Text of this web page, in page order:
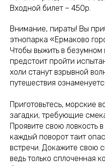
Входной билет – 450р.
Внимание, пираты! Вы
этнопарка «Ермаково
Чтобы выжить в
предстоит пройти
холи станут взрывной
путешествия
Приготовьтесь, морские
загадки, требующие
Проявите свою ловкость
каждый поворот таит
встречи. Докажите свою
ведь только сплоченная